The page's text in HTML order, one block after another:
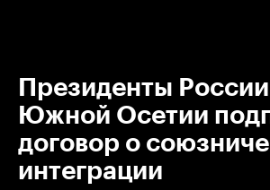
Президенты
Южной Осетии
договор о
интеграции